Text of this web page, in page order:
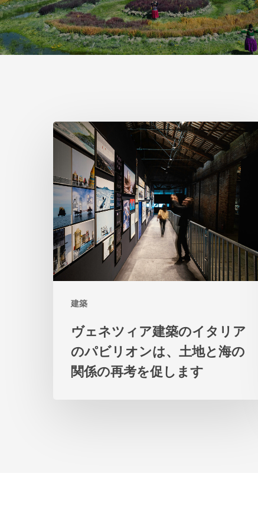
建築
ヴ
ツ
ィ
ア
建
築
ヴェネツィア建築のイタリア
のパビリオンは、土地と海の
関係の再考を促します